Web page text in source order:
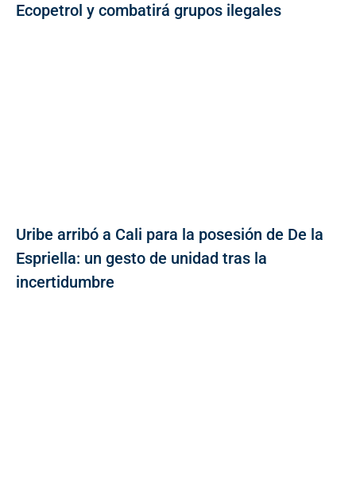
Ecopetrol y combatirá grupos ilegales
Uribe arribó a Cali para la posesión de De la
Espriella: un gesto de unidad tras la
incertidumbre